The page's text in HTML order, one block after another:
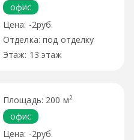
офис
-2руб.
под отделку
13 этаж
200 м2
офис
-2руб.